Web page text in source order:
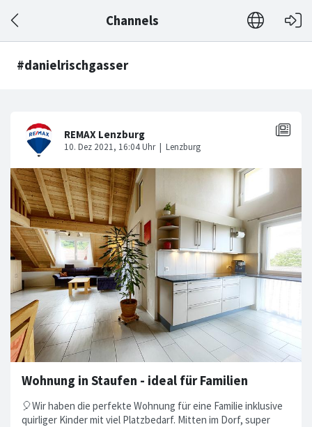
Channels
#danielrischgasser
Wohnung in Staufen - ideal für Familien
🎈Wir haben die perfekte Wohnung für eine Familie inklusive
quirliger Kinder mit viel Platzbedarf. Mitten im Dorf, super